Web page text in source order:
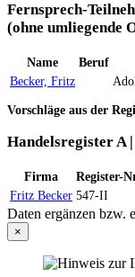
Fernsprech-
(ohne umliegende
Name Beruf
Becker, Fritz
Vorschläge aus der
Handelsregister A
Firma Register-
Fritz Becker 547-II
Daten ergänzen bzw.
×